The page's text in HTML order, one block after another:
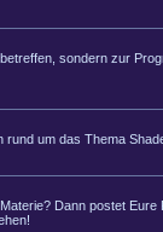
sondern zur
rund um das Thema
Dann postet Eure